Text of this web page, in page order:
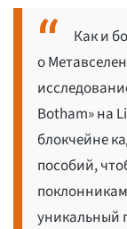
Как и
о
Botham» на
блокчейне
пособий,
уникальный